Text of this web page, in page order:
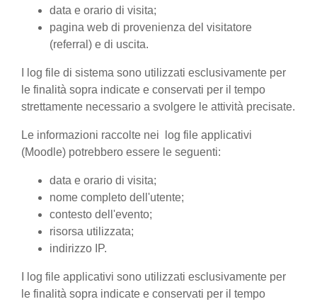
data e orario di visita;
pagina web di provenienza del visitatore
(referral) e di uscita.
I log file di sistema sono utilizzati esclusivamente per
le finalità sopra indicate e conservati per il tempo
strettamente necessario a svolgere le attività precisate.
Le informazioni raccolte nei log file applicativi
(Moodle) potrebbero essere le seguenti:
data e orario di visita;
nome completo dell'utente;
contesto dell'evento;
risorsa utilizzata;
indirizzo IP.
I log file applicativi sono utilizzati esclusivamente per
le finalità sopra indicate e conservati per il tempo